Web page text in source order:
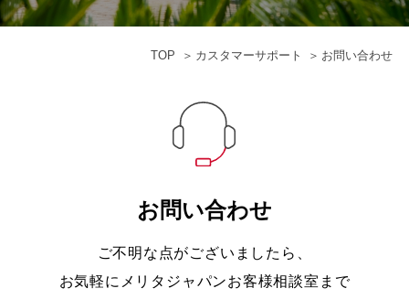
TOP カスタマーサポート お問い合わせ
お問い合わせ
ご不明な点がございましたら、
お気軽にメリタジャパンお客様相談室まで